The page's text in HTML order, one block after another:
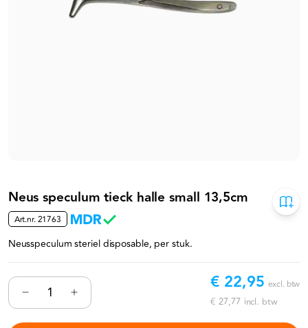
Neus speculum tieck halle small 13,5cm
Art.nr.21763
Neusspeculum steriel disposable, per stuk.
€ 22,95 excl. btw
€ 27,77 incl. btw